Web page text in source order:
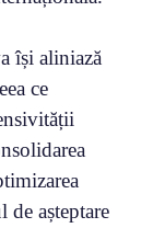
își aliniază
ce
de așteptare